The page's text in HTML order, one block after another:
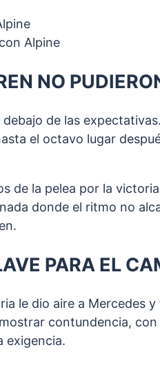
Alpine
NO
de las expectativas.
el octavo lugar
de la pelea por la
donde el ritmo no
PARA EL
le dio aire a Mercedes
contundencia,
exigencia.